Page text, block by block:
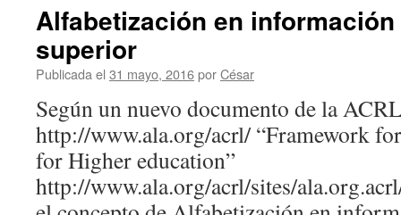
Alfabetización en
superior
Publicada el 31 mayo, 2016porCésar
Según un nuevo documento de la
http://www.ala.org/acrl/ “Framework
for Higher education”
http://www.ala.org/acrl/sites/